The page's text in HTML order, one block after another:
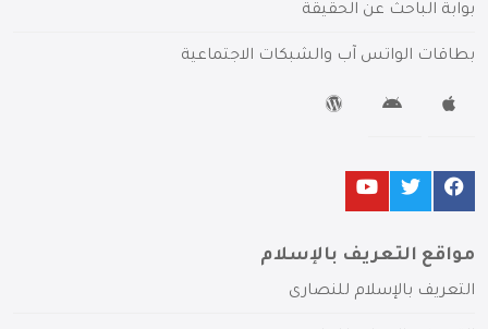
بوابة الباحث عن الحقيقة
بطاقات الواتس آب والشبكات الاجتماعية
مواقع التعريف بالإسلام
التعريف بالإسلام للنصارى